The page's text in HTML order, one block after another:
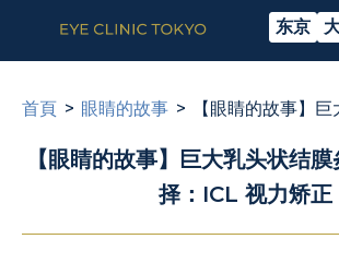
东京
首頁 眼睛的故事 【眼睛的故事】
【眼睛的故事】巨大乳头状结
择：ICL 视力矫正